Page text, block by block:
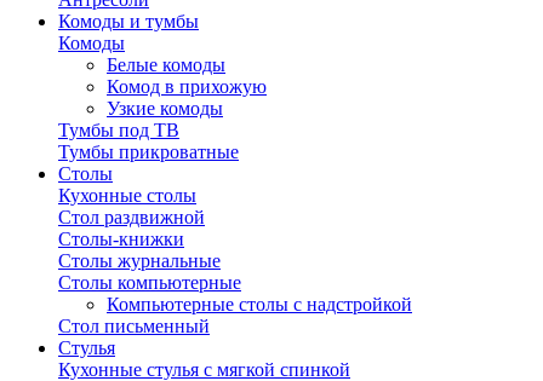
Комоды и тумбы
Комоды
Белые комоды
Комод в прихожую
Узкие комоды
Тумбы под ТВ
Тумбы прикроватные
Столы
Кухонные столы
Стол раздвижной
Столы-книжки
Столы журнальные
Столы компьютерные
Компьютерные столы с надстройкой
Стол письменный
Стулья
Кухонные стулья с мягкой спинкой